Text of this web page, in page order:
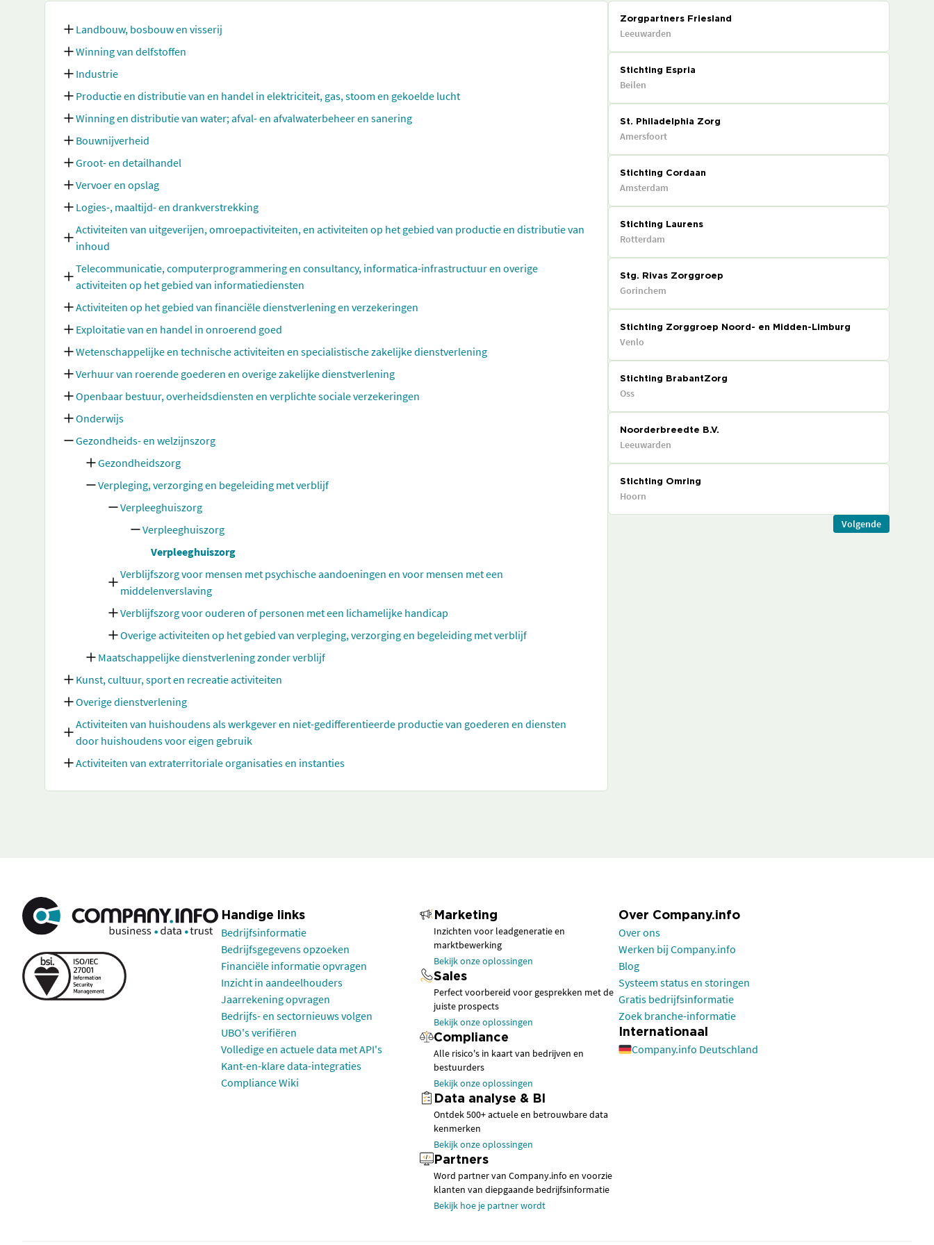
Landbouw, bosbouw en visserij
Winning van delfstoffen
Industrie
Productie en distributie van en handel in elektriciteit, gas, stoom en gekoelde lucht
Winning en distributie van water; afval- en afvalwaterbeheer en sanering
Bouwnijverheid
Groot- en detailhandel
Vervoer en opslag
Logies-, maaltijd- en drankverstrekking
Activiteiten van uitgeverijen, omroepactiviteiten, en activiteiten op het gebied van productie en distributie van
inhoud
Telecommunicatie, computerprogrammering en consultancy, informatica-infrastructuur en overige
activiteiten op het gebied van informatiediensten
Activiteiten op het gebied van financiële dienstverlening en verzekeringen
Exploitatie van en handel in onroerend goed
Wetenschappelijke en technische activiteiten en specialistische zakelijke dienstverlening
Verhuur van roerende goederen en overige zakelijke dienstverlening
Openbaar bestuur, overheidsdiensten en verplichte sociale verzekeringen
Onderwijs
Gezondheids- en welzijnszorg
Gezondheidszorg
Verpleging, verzorging en begeleiding met verblijf
Verpleeghuiszorg
Verpleeghuiszorg
Verpleeghuiszorg
Verblijfszorg voor mensen met psychische aandoeningen en voor mensen met een
middelenverslaving
Verblijfszorg voor ouderen of personen met een lichamelijke handicap
Overige activiteiten op het gebied van verpleging, verzorging en begeleiding met verblijf
Maatschappelijke dienstverlening zonder verblijf
Kunst, cultuur, sport en recreatie activiteiten
Overige dienstverlening
Activiteiten van huishoudens als werkgever en niet-gedifferentieerde productie van goederen en diensten
door huishoudens voor eigen gebruik
Activiteiten van extraterritoriale organisaties en instanties
Zorgpartners Friesland
Leeuwarden
Stichting Espria
Beilen
St. Philadelphia Zorg
Amersfoort
Stichting Cordaan
Amsterdam
Stichting Laurens
Rotterdam
Stg. Rivas Zorggroep
Gorinchem
Stichting Zorggroep Noord- en Midden-Limburg
Venlo
Stichting BrabantZorg
Oss
Noorderbreedte B.V.
Leeuwarden
Stichting Omring
Hoorn
Volgende
Handige links
Bedrijfsinformatie
Bedrijfsgegevens opzoeken
Financiële informatie opvragen
Inzicht in aandeelhouders
Jaarrekening opvragen
Bedrijfs- en sectornieuws volgen
UBO's verifiëren
Volledige en actuele data met API's
Kant-en-klare data-integraties
Compliance Wiki
Marketing
Inzichten voor leadgeneratie en
marktbewerking
Bekijk onze oplossingen
Sales
Perfect voorbereid voor gesprekken met de
juiste prospects
Bekijk onze oplossingen
Compliance
Alle risico's in kaart van bedrijven en
bestuurders
Bekijk onze oplossingen
Data analyse & BI
Ontdek 500+ actuele en betrouwbare data
kenmerken
Bekijk onze oplossingen
Partners
Word partner van Company.info en voorzie
klanten van diepgaande bedrijfsinformatie
Bekijk hoe je partner wordt
Over Company.info
Over ons
Werken bij Company.info
Blog
Systeem status en storingen
Gratis bedrijfsinformatie
Zoek branche-informatie
Internationaal
Company.info Deutschland